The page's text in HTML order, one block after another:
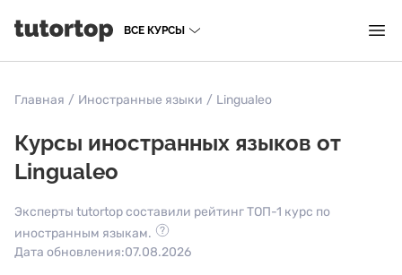
ВСЕ КУРСЫ
Главная / Иностранные языки / Lingualeo
Курсы иностранных языков от
Lingualeo
Эксперты tutortop составили рейтинг ТОП-1 курс по
иностранным языкам.
Дата обновления:07.08.2026